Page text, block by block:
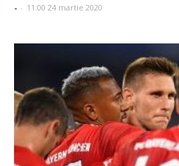
- - 11:00 24 martie 2020